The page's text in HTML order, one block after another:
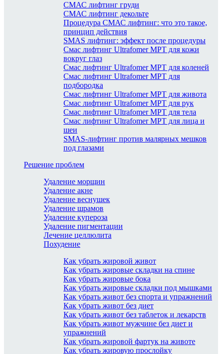
СМАС лифтинг груди
СМАС лифтинг декольте
Процедура СМАС лифтинг: что это такое,
принцип действия
SMAS лифтинг: эффект после процедуры
Смас лифтинг Ultrafomer MPT для кожи
вокруг глаз
Смас лифтинг Ultrafomer MPT для коленей
Смас лифтинг Ultrafomer MPT для
подбородка
Смас лифтинг Ultrafomer MPT для живота
Смас лифтинг Ultrafomer MPT для рук
Смас лифтинг Ultrafomer MPT для тела
Смас лифтинг Ultrafomer MPT для лица и
шеи
SMAS-лифтинг против малярных мешков
под глазами
Решение проблем
Удаление морщин
Удаление акне
Удаление веснушек
Удаление шрамов
Удаление купероза
Удаление пигментации
Лечение целлюлита
Похудение
Как убрать жировой живот
Как убрать жировые складки на спине
Как убрать жировые бока
Как убрать жировые складки под мышками
Как убрать живот без спорта и упражнений
Как убрать живот без диет
Как убрать живот без таблеток и лекарств
Как убрать живот мужчине без диет и
упражнений
Как убрать жировой фартук на животе
Как убрать жировую прослойку